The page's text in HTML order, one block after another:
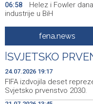
06:58
Helez i Fowler
industrije u BiH
Helez i komandant
posjetili Bugojno
06:50
Izložba luksuznih i
danas na Vilsonovom
06:50
Duge kolone vozila
prelazima Velika Kladuša,
fena.news
SVJETSKO
24.07.2026 19:17
FIFA izdvojila deset
Svjetsko prvenstvo 2030.